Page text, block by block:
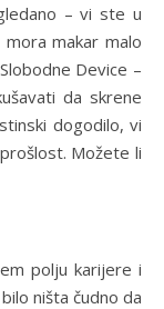
– vi ste u
makar malo
Device –
da skrene
dogodilo, vi
Možete li
polju karijere i
ništa čudno da